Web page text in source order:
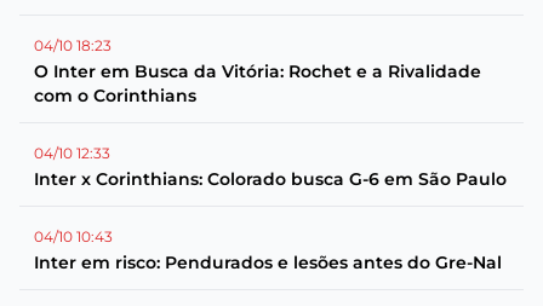
04/10 18:23
O Inter em Busca da Vitória: Rochet e a Rivalidade
com o Corinthians
04/10 12:33
Inter x Corinthians: Colorado busca G-6 em São Paulo
04/10 10:43
Inter em risco: Pendurados e lesões antes do Gre-Nal